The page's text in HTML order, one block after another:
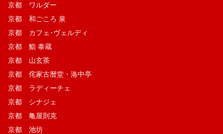
京都 ワルダー
京都 和ごころ 泉
京都 カフェ･ヴェルディ
京都 鮨 泰蔵
京都 山玄茶
京都 侘家古暦堂・洛中亭
京都 ラディーチェ
京都 シナジェ
京都 亀屋則克
京都 池坊